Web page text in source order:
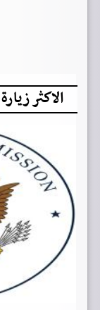
الاكثر زيارة